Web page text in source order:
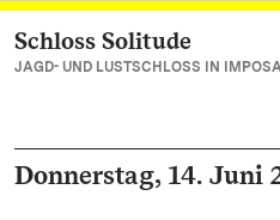
Zum Hauptinhalt springen
Schloss Solitude
JAGD- UND LUSTSCHLOSS IN
Donnerstag, 14. Juni